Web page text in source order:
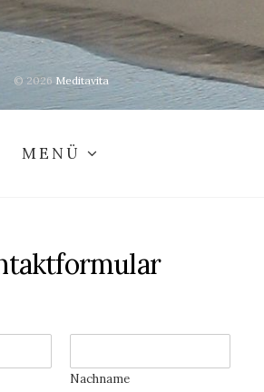
© 2026 Meditavita
MENÜ
Nachname